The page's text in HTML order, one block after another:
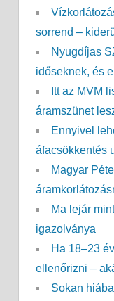
sorrend –
Nyugdíjas
időseknek, és
Itt az MVM
áramszünet
Ennyivel
áfacsökkentés
Magyar
Ma lejár
igazolványa
Ha 18–23
ellenőrizni –
Sokan